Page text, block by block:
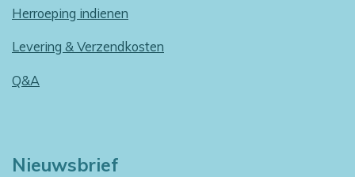
Herroeping indienen
Levering & Verzendkosten
Q&A
Nieuwsbrief